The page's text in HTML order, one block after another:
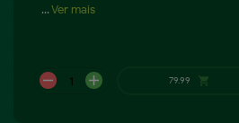
- ...Ver mais